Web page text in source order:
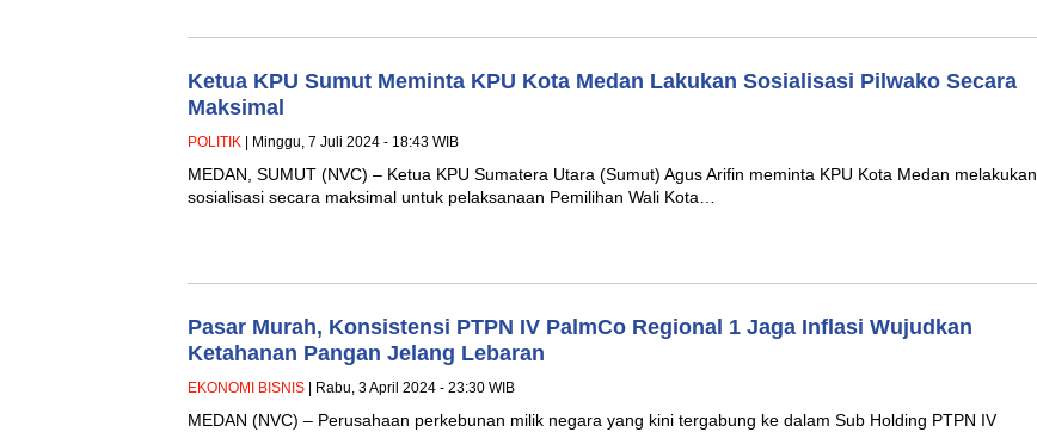
Ketua KPU Sumut Meminta KPU Kota Medan Lakukan Sosialisasi Pilwako Secara
Maksimal
POLITIK | Minggu, 7 Juli 2024 - 18:43 WIB
MEDAN, SUMUT (NVC) – Ketua KPU Sumatera Utara (Sumut) Agus Arifin meminta KPU Kota Medan melakukan
sosialisasi secara maksimal untuk pelaksanaan Pemilihan Wali Kota…
Pasar Murah, Konsistensi PTPN IV PalmCo Regional 1 Jaga Inflasi Wujudkan
Ketahanan Pangan Jelang Lebaran
EKONOMI BISNIS | Rabu, 3 April 2024 - 23:30 WIB
MEDAN (NVC) – Perusahaan perkebunan milik negara yang kini tergabung ke dalam Sub Holding PTPN IV